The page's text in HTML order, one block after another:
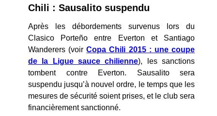
Chili : Sausalito suspendu
Après les débordements survenus lors du
Clasico Porteño entre Everton et Santiago
Wanderers (voirCopa Chili 2015 : une coupe
de la Ligue sauce chilienne), les sanctions
tombent contre Everton. Sausalito sera
suspendu jusqu’à nouvel ordre, le temps que les
mesures de sécurité soient prises, et le club sera
financièrement sanctionné.